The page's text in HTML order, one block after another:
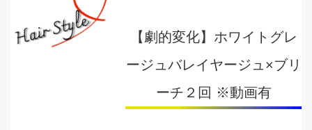
【劇的変化】ホワイトグレ
ージュバレイヤージュ×ブリ
ーチ２回 ※動画有